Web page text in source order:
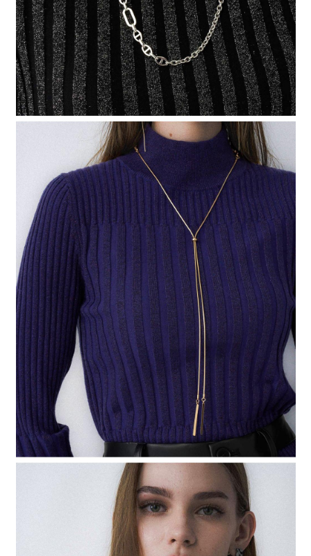
權轉讓予恩沛科技股份有限公司。
２．關於個人資料處理事宜，請瀏覽以下網址：https://aftee.tw/terms/#terms3
３．未成年的使用者請事先徵得法定代理人或監護人之同意方可使用
「AFTEE先享後付」，若未經同意申辦者引起之損失，本公司不負相關責
任。
４．使用「AFTEE先享後付」時，將依據個別帳號之用戶狀況，依本公司即
時審查核予不同之上限額度；若仍有額度不足之情形，本公司將視審查結果
請求用戶進行身份認證。
５．嚴禁一人註冊多個帳號或使用他人資訊註冊。若發現惡意使用之情形，
恩沛科技股份有限公司將有權停止該用戶之使用額度並採取法律行動。